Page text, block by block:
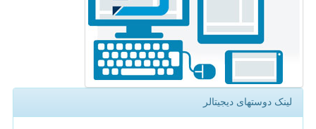
لینک دوستهای دیجیتالر